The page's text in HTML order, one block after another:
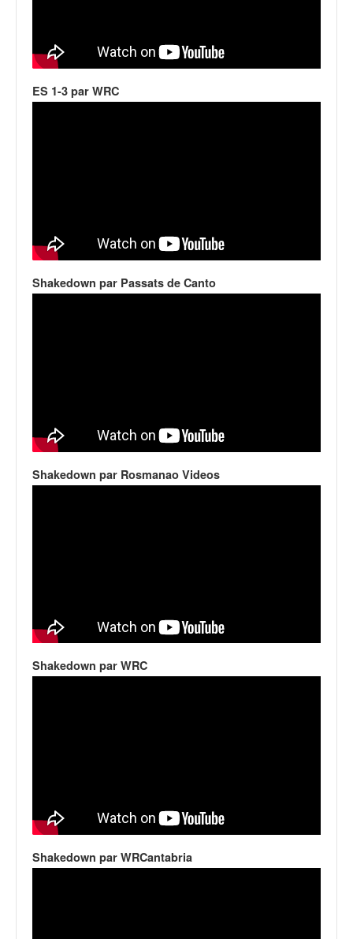
ES 1-3 par WRC
Shakedown par Passats de Canto
Shakedown par Rosmanao Videos
Shakedown par WRC
Shakedown par WRCantabria